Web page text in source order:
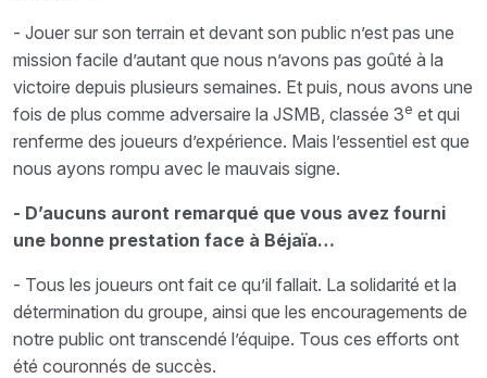
- Jouer sur son terrain et devant son public n’est pas une
mission facile d’autant que nous n’avons pas goûté à la
victoire depuis plusieurs semaines. Et puis, nous avons une
fois de plus comme adversaire la JSMB, classée 3e et qui
renferme des joueurs d’expérience. Mais l’essentiel est que
nous ayons rompu avec le mauvais signe.
- D’aucuns auront remarqué que vous avez fourni
une bonne prestation face à Béjaïa…
- Tous les joueurs ont fait ce qu’il fallait. La solidarité et la
détermination du groupe, ainsi que les encouragements de
notre public ont transcendé l’équipe. Tous ces efforts ont
été couronnés de succès.